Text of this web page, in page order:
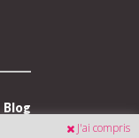
Blog
J'ai compris